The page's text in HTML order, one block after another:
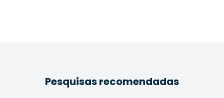
Pesquisas recomendadas